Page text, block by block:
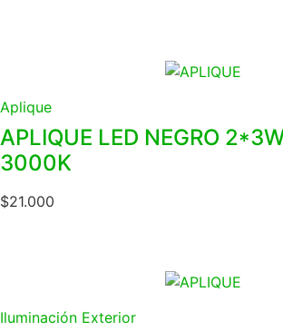
Aplique
APLIQUE LED NEGRO
3000K
$21.000
Iluminación Exterior